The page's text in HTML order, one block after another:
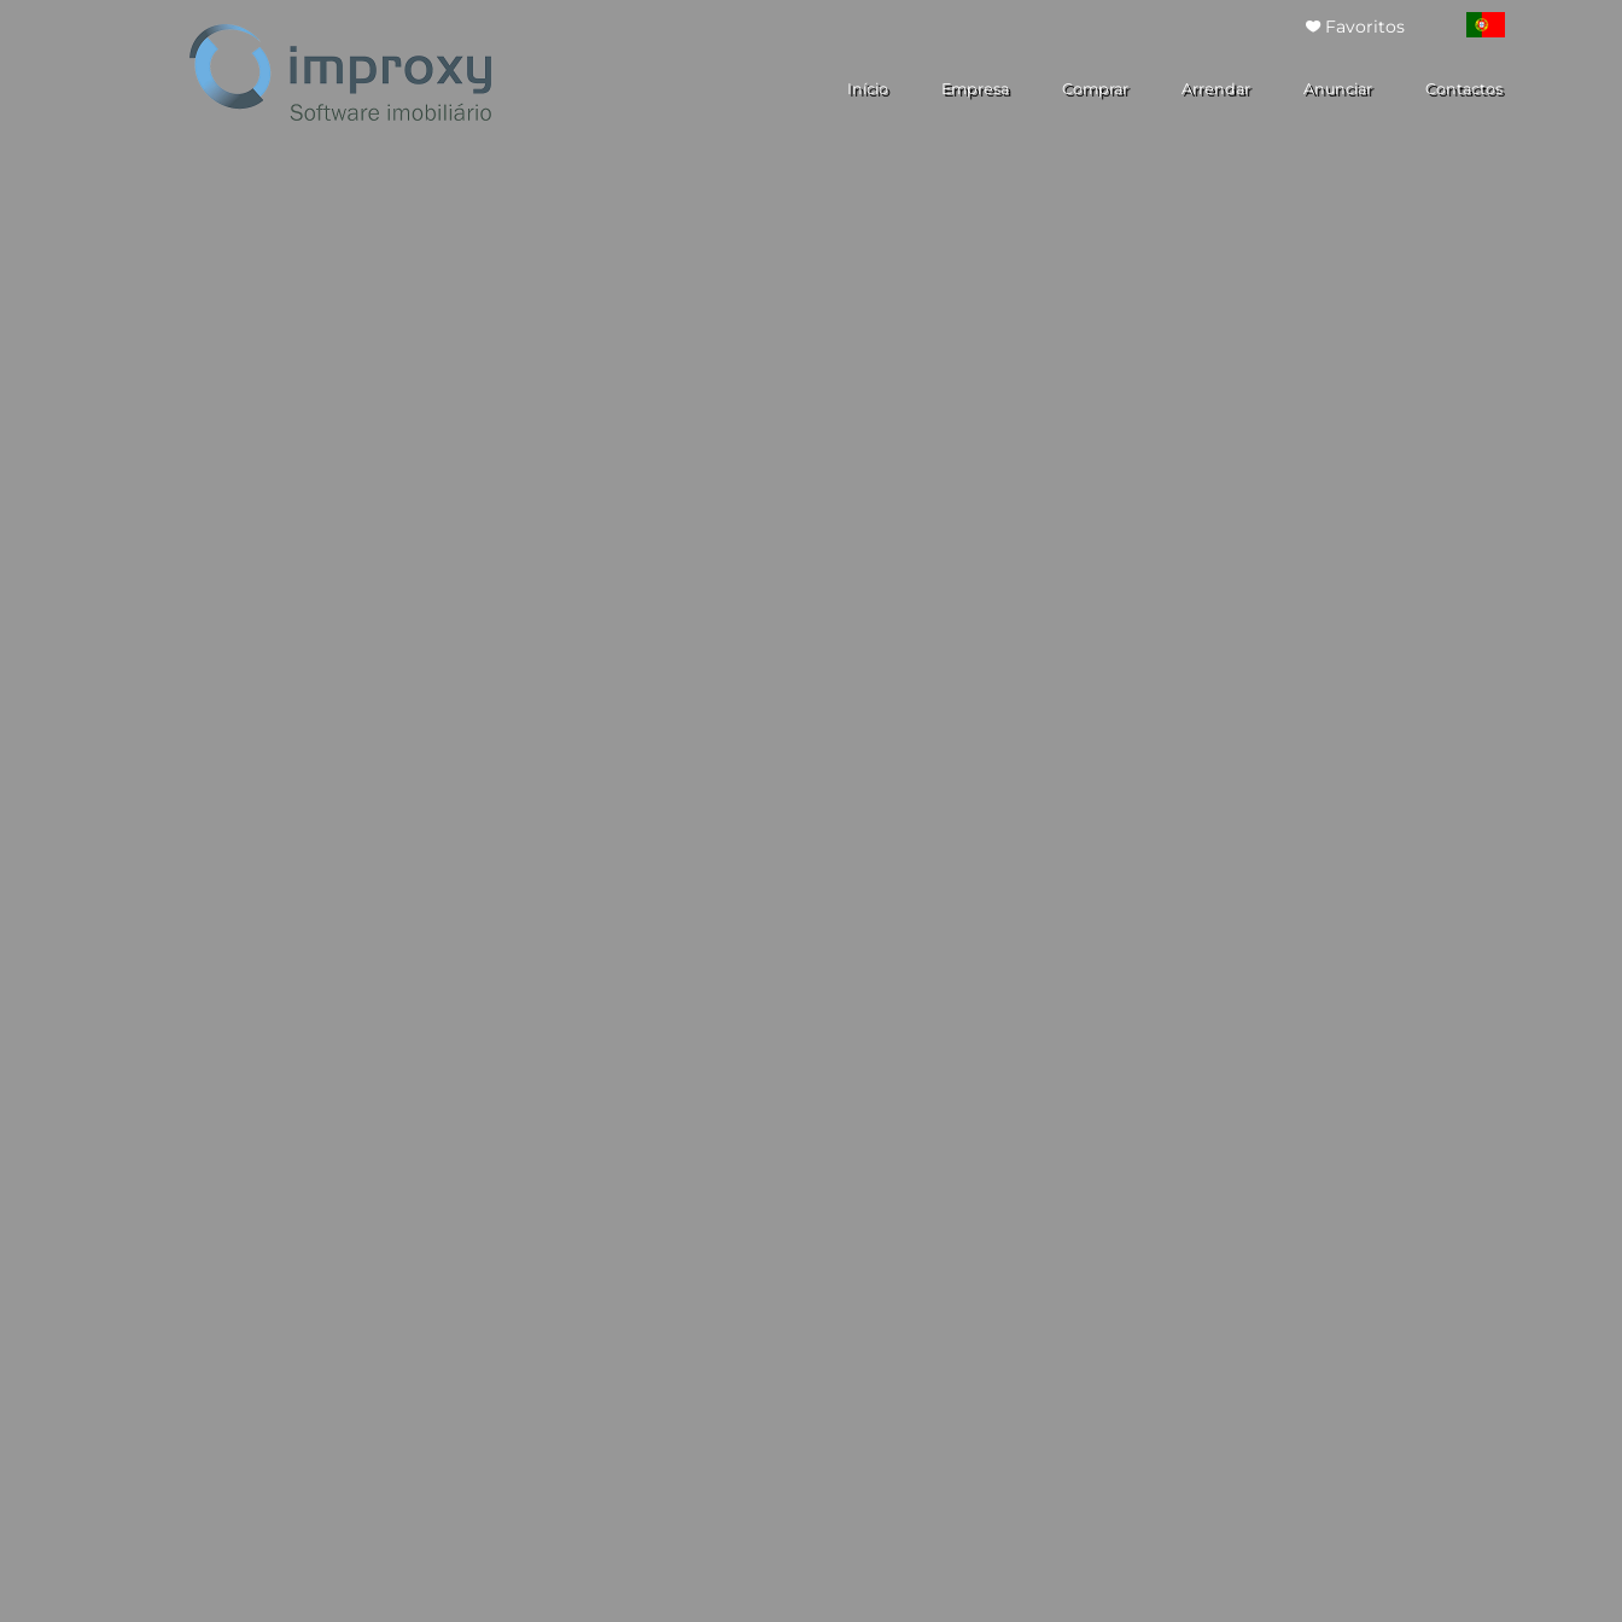
Favoritos
Início Empresa Comprar Arrendar Anunciar Contactos